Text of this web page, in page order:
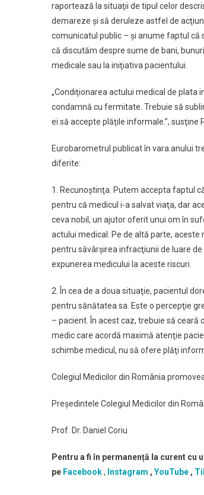
raportează la situaţii de tipul celor
demareze şi să deruleze astfel de
comunicatul public – şi anume faptul
că discutăm despre sume de bani,
medicale sau la iniţiativa pacientului.
„Condiţionarea actului medical de plata
condamnă cu fermitate. Trebuie să
ei să accepte plăţile informale.”, susţine
Eurobarometrul publicat în vara anului
diferite:
1. Recunoştinţa. Putem accepta faptul
pentru că medicul i-a salvat viaţa, dar
ceva nobil, un ajutor oferit unui om în
actului medical. Pe de altă parte,
pentru săvârşirea infracţiunii de luare
expunerea medicului la aceste riscuri.
2. În cea de a doua situaţie, pacientul
pentru sănătatea sa. Este o percepţie
– pacient. În acest caz, trebuie să
medic care acordă maximă atenţie
schimbe medicul, nu să ofere plăţi
Colegiul Medicilor din România
Preşedintele Colegiul Medicilor din
Prof. Dr. Daniel Coriu
Pentru a fi în permanență la curent
pe Facebook, Instagram , YouTube ,